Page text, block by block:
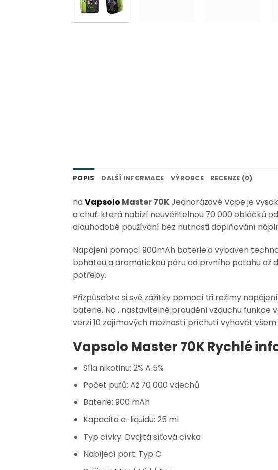
POPIS DALŠÍ INFORMACE VÝROBCE RECENZE (0)
naVapsolo Master 70KJednorázové Vape je
a chuť. která nabízí neuvěřitelnou 70 000 obláčků
dlouhodobé používání bez nutnosti doplňování
Napájení pomocí 900mAh baterie a vybaven
bohatou a aromatickou páru od prvního potahu až
potřeby.
Přizpůsobte si své zážitky pomocí tři režimy napájení
baterie. Na . nastavitelné proudění vzduchu funkce
verzi10 zajímavých možností příchutí vyhovět
Vapsolo Master 70K Rychlé
Síla nikotinu: 2% A 5%
Počet pufů: Až 70 000 vdechů
Baterie: 900 mAh
Kapacita e-liquidu: 25 ml
Typ cívky: Dvojitá síťová cívka
Nabíjecí port: Typ C